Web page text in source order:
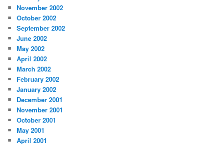
November 2002
October 2002
September 2002
June 2002
May 2002
April 2002
March 2002
February 2002
January 2002
December 2001
November 2001
October 2001
May 2001
April 2001